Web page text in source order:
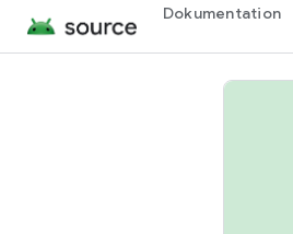
Dokumentation